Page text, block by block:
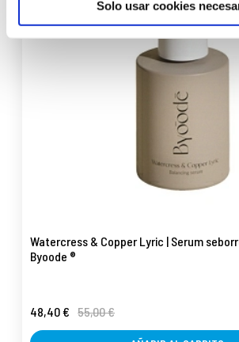
Solo usar cookies
Watercress & Copper Lyric | Serum
Byoode ®
48,40 € 55,00 €